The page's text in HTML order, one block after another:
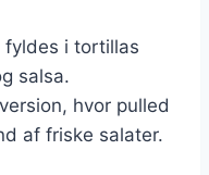
fyldes i tortillas
salsa.
hvor pulled
af friske salater.